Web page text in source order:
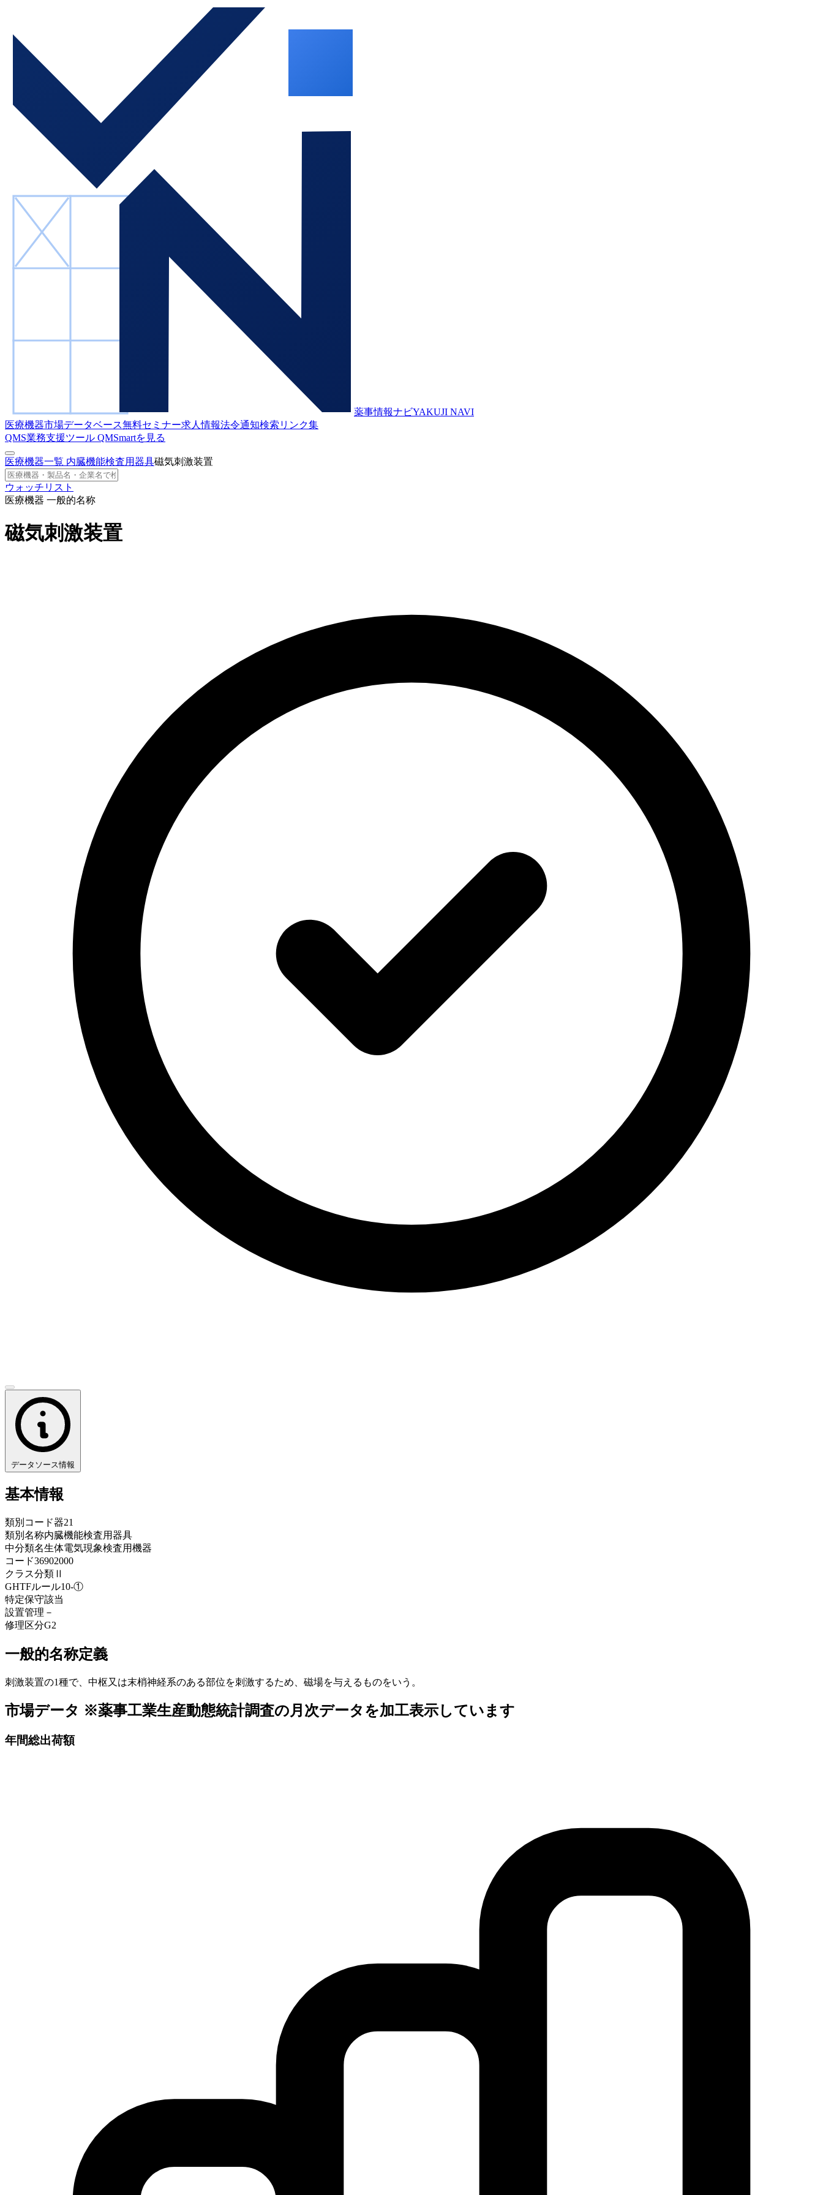
薬事情報ナビYAKUJI NAVI
医療機器市場データベース無料セミナー求人情報法令通知検索 リンク集
QMS業務支援ツール QMSmartを見る
医療機器一覧 内臓機能検査用器具磁気刺激装置
ウォッチリスト
医療機器 一般的名称
磁気刺激装置
データソース情報
基本情報
類別コード器21
類別名称内臓機能検査用器具
中分類名生体電気現象検査用機器
コード36902000
クラス分類 Ⅱ
GHTFルール10-①
特定保守該当
設置管理 －
修理区分G2
一般的名称定義
刺激装置の1種で、中枢又は末梢神経系のある部位を刺激するため、磁場を与えるものをいう。
市場データ ※薬事工業生産動態統計調査の月次データを加工表示しています
年間総出荷額